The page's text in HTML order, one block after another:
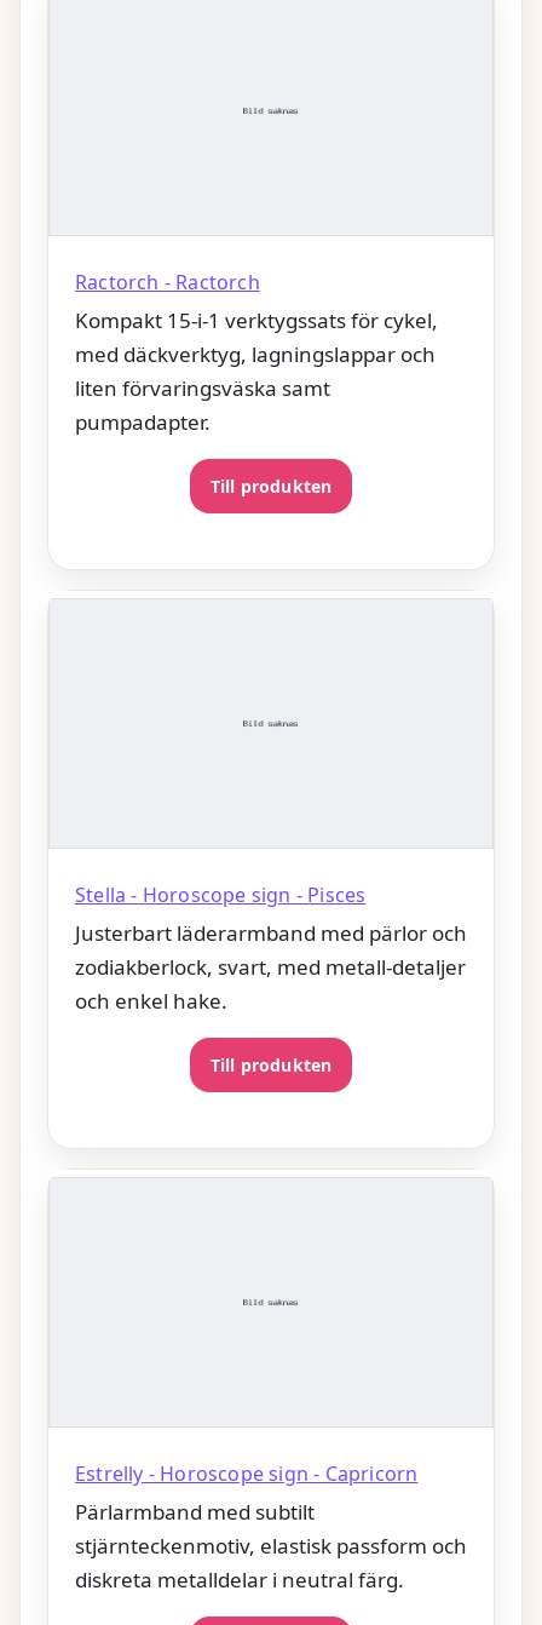
Ractorch - Ractorch
Kompakt 15‑i‑1 verktygssats för cykel,
med däckverktyg, lagningslappar och
liten förvaringsväska samt
pumpadapter.
Till produkten
Stella - Horoscope sign - Pisces
Justerbart läderarmband med pärlor och
zodiakberlock, svart, med metall-detaljer
och enkel hake.
Till produkten
Estrelly - Horoscope sign - Capricorn
Pärlarmband med subtilt
stjärnteckenmotiv, elastisk passform och
diskreta metalldelar i neutral färg.